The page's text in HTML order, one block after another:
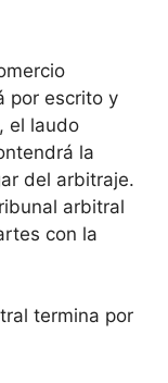
por escrito y
el laudo
la
del arbitraje.
arbitral
con la
termina por